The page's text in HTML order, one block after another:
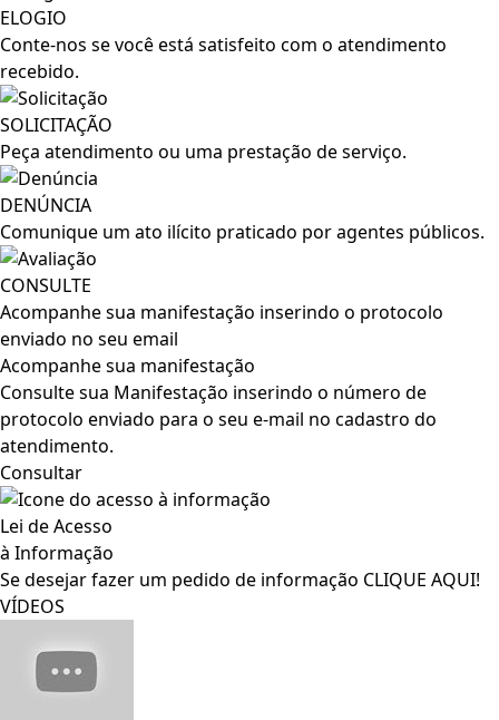
ELOGIO
Conte-nos se você está satisfeito com o atendimento
recebido.
SOLICITAÇÃO
Peça atendimento ou uma prestação de serviço.
DENÚNCIA
Comunique um ato ilícito praticado por agentes públicos.
CONSULTE
Acompanhe sua manifestação inserindo o protocolo
enviado no seu email
Acompanhe sua manifestação
Consulte sua Manifestação inserindo o número de
protocolo enviado para o seu e-mail no cadastro do
atendimento.
Consultar
Lei de Acesso
à Informação
Se desejar fazer um pedido de informação CLIQUE AQUI!
VÍDEOS